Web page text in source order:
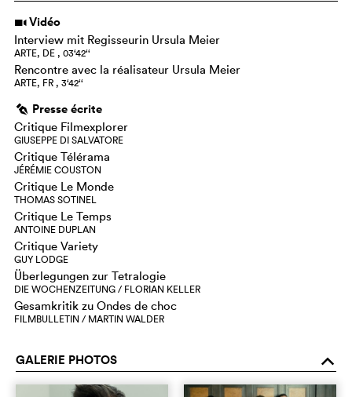
i Vidéo
Interview mit Regisseurin Ursula Meier
ARTE, DE , 03‘42‘‘
Rencontre avec la réalisateur Ursula Meier
ARTE, FR , 3‘42‘‘
g Presse écrite
Critique Filmexplorer
GIUSEPPE DI SALVATORE
Critique Télérama
JÉRÉMIE COUSTON
Critique Le Monde
THOMAS SOTINEL
Critique Le Temps
ANTOINE DUPLAN
Critique Variety
GUY LODGE
Überlegungen zur Tetralogie
DIE WOCHENZEITUNG / FLORIAN KELLER
Gesamkritik zu Ondes de choc
FILMBULLETIN / MARTIN WALDER
GALERIE PHOTOS o